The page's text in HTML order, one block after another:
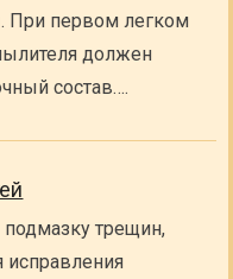
При первом легком
должен
состав….
трещин,